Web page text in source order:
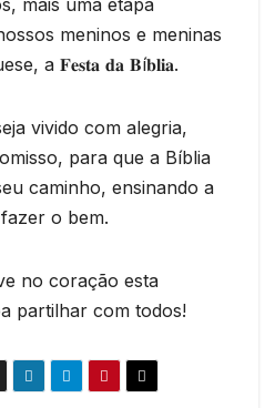
meninos e meninas
a 𝐅𝐞𝐬𝐭𝐚 𝐝𝐚 𝐁í𝐛𝐥𝐢𝐚.
vivido com alegria,
para que a Bíblia
caminho, ensinando a
o bem.
no coração esta
partilhar com todos!